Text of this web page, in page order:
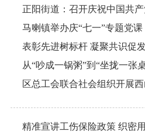
正阳街道：召开庆祝中国共
马喇镇举办庆“七一”专题党课
从“吵成一锅粥”到“坐拢一张
区总工会联合社会组织开展
精准宣讲工伤保险政策 织密